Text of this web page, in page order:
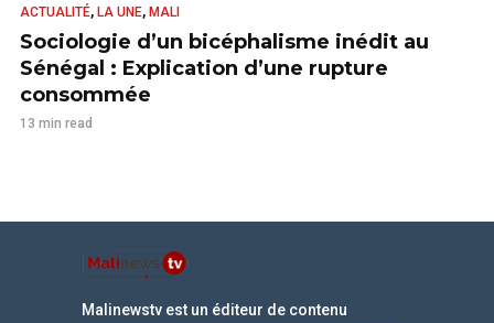
ACTUALITÉ, LA UNE, MALI
Sociologie d’un bicéphalisme inédit au
Sénégal : Explication d’une rupture
consommée
13 min read
Malinewstv est un éditeur de contenu